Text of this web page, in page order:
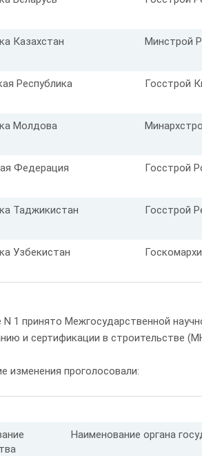
Казахстан Минстрой
Республика Госстрой
Молдова
Федерация Госстрой
Таджикистан Госстрой
Узбекистан
1 принято Межгосударственной
и сертификации в строительстве
изменения проголосовали:
Наименование органа